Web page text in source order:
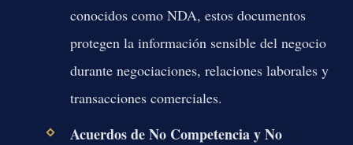
conocidos como NDA, estos documentos
protegen la información sensible del negocio
durante negociaciones, relaciones laborales y
transacciones comerciales.
Acuerdos de No Competencia y No